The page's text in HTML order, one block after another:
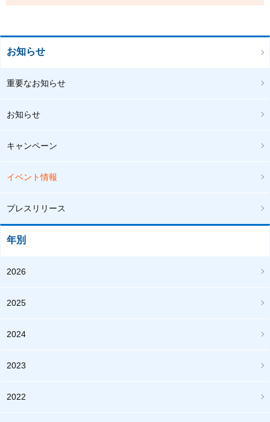
お知らせ
重要なお知らせ
お知らせ
キャンペーン
イベント情報
プレスリリース
年別
2026
2025
2024
2023
2022